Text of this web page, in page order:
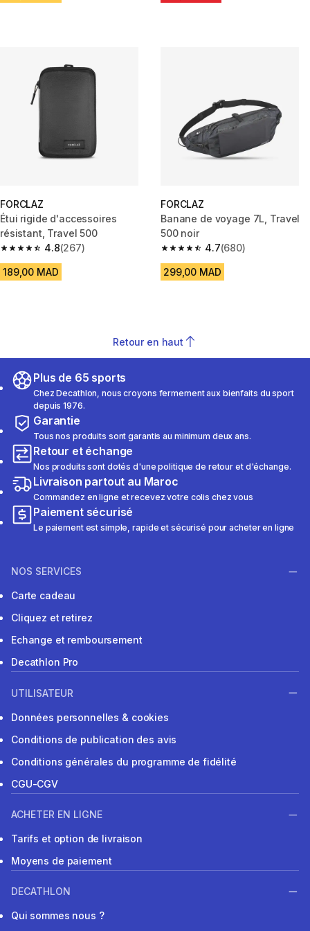
FORCLAZ
Étui rigide d'accessoires
résistant, Travel 500
4.8
4.8 out of 5 stars from 267 reviews
(267)
189,00 MAD
FORCLAZ
Banane de voyage 7L, Travel
500 noir
4.7
4.7 out of 5 stars from 680
(680)
299,00 MAD
Retour en haut
Plus de 65 sports
Chez Decathlon, nous croyons fermement aux bienfaits du sport
depuis 1976.
Garantie
Tous nos produits sont garantis au minimum deux ans.
Retour et échange
Nos produits sont dotés d'une politique de retour et d'échange.
Livraison partout au Maroc
Commandez en ligne et recevez votre colis chez vous
Paiement sécurisé
Le paiement est simple, rapide et sécurisé pour acheter en ligne
NOS SERVICES
Carte cadeau
Cliquez et retirez
Echange et remboursement
Decathlon Pro
UTILISATEUR
Données personnelles & cookies
Conditions de publication des avis
Conditions générales du programme de fidélité
CGU-CGV
ACHETER EN LIGNE
Tarifs et option de livraison
Moyens de paiement
DECATHLON
Qui sommes nous ?